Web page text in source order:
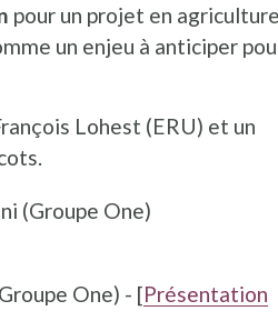
pour un projet en agriculture
un enjeu à anticiper
Lohest (ERU) et un
(Groupe One)
One) - [Présentation